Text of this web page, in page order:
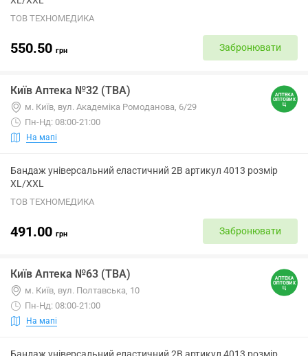
ТОВ ТЕХНОМЕДИКА
550.50 грн Забронювати
Київ Аптека №32 (ТВА)
м. Київ, вул. Академіка Ромоданова, 6/29
Пн-Нд: 08:00-21:00
На мапі
Бандаж універсальний еластичний 2B артикул 4013 розмір
XL/XXL
ТОВ ТЕХНОМЕДИКА
491.00 грн Забронювати
Київ Аптека №63 (ТВА)
м. Київ, вул. Полтавська, 10
Пн-Нд: 08:00-21:00
На мапі